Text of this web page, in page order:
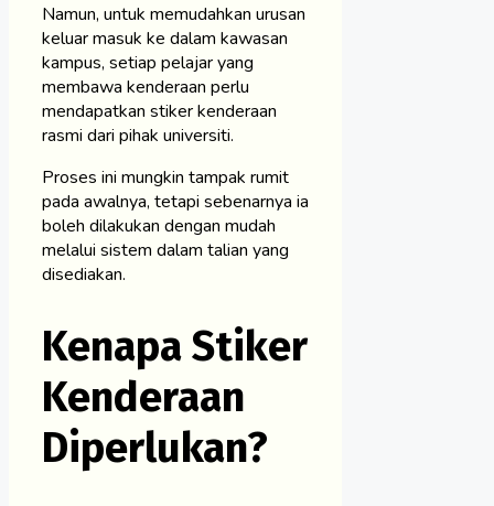
Namun, untuk memudahkan urusan
keluar masuk ke dalam kawasan
kampus, setiap pelajar yang
membawa kenderaan perlu
mendapatkan stiker kenderaan
rasmi dari pihak universiti.
Proses ini mungkin tampak rumit
pada awalnya, tetapi sebenarnya ia
boleh dilakukan dengan mudah
melalui sistem dalam talian yang
disediakan.
Kenapa Stiker
Kenderaan
Diperlukan?